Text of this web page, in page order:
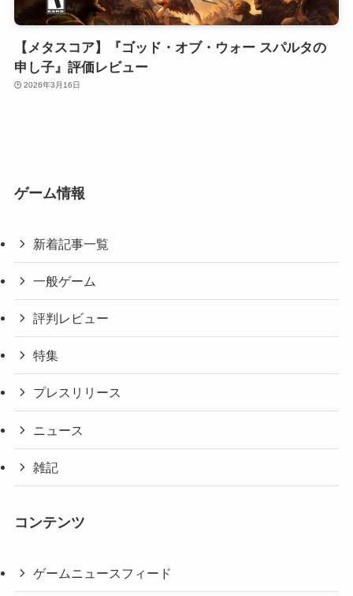
【メタスコア】『ゴッド・オブ・ウォー スパルタの
申し子』評価レビュー
2026年3月16日
ゲーム情報
新着記事一覧
一般ゲーム
評判レビュー
特集
プレスリリース
ニュース
雑記
コンテンツ
ゲームニュースフィード